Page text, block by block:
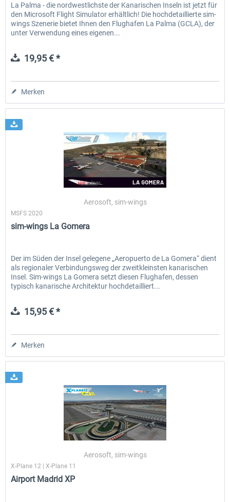
La Palma - die nordwestlichste der Kanarischen Inseln ist jetzt für
den Microsoft Flight Simulator erhältlich! Die hochdetaillierte sim-
wings Szenerie bietet Ihnen den Flughafen La Palma (GCLA), der
unter Verwendung eines eigenen...
19,95 € *
Merken
Aerosoft, sim-wings
MSFS 2020
sim-wings La Gomera
Der im Süden der Insel gelegene „Aeropuerto de La Gomera“ dient
als regionaler Verbindungsweg der zweitkleinsten kanarischen
Insel. Sim-wings La Gomera setzt diesen Flughafen, dessen
typisch kanarische Architektur hochdetailliert...
15,95 € *
Merken
Aerosoft, sim-wings
X-Plane 12 | X-Plane 11
Airport Madrid XP